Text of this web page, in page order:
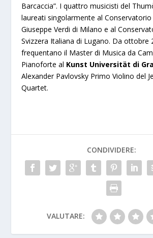
Barcaccia”. I quattro musicisti del
laureati singolarmente al Conservatorio
Giuseppe Verdi di Milano e al
Svizzera Italiana di Lugano. Da ottobre
frequentano il Master di Musica da
Pianoforte al Kunst Universität di
Alexander Pavlovsky Primo Violino del
Quartet.
CONDIVIDERE:
VALUTARE: